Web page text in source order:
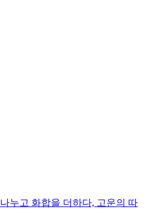
누고 화합을 더하다, 고운의 따